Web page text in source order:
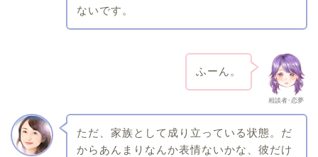
ないです。
相談者･恋夢
ふーん。
ただ、家族として成り立っている状態。だ
からあんまりなんか表情ないかな、彼だけ